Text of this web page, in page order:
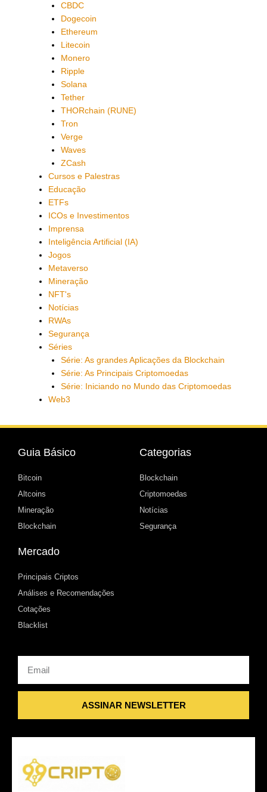
CBDC
Dogecoin
Ethereum
Litecoin
Monero
Ripple
Solana
Tether
THORchain (RUNE)
Tron
Verge
Waves
ZCash
Cursos e Palestras
Educação
ETFs
ICOs e Investimentos
Imprensa
Inteligência Artificial (IA)
Jogos
Metaverso
Mineração
NFT's
Notícias
RWAs
Segurança
Séries
Série: As grandes Aplicações da Blockchain
Série: As Principais Criptomoedas
Série: Iniciando no Mundo das Criptomoedas
Web3
Guia Básico
Bitcoin
Altcoins
Mineração
Blockchain
Categorias
Blockchain
Criptomoedas
Notícias
Segurança
Mercado
Principais Criptos
Análises e Recomendações
Cotações
Blacklist
ASSINAR NEWSLETTER